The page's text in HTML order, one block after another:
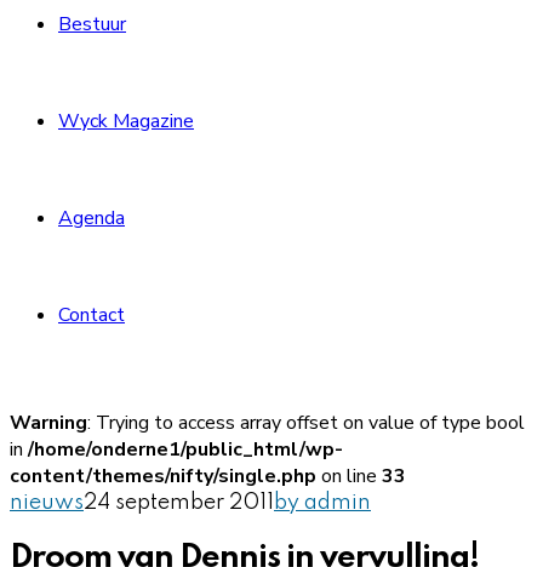
Bestuur
Wyck Magazine
Agenda
Contact
Warning: Trying to access array offset on value of type bool
in/home/onderne1/public_html/wp-
content/themes/nifty/single.php on line 33
nieuws24 september 2011 by admin
Droom van Dennis in vervulling!